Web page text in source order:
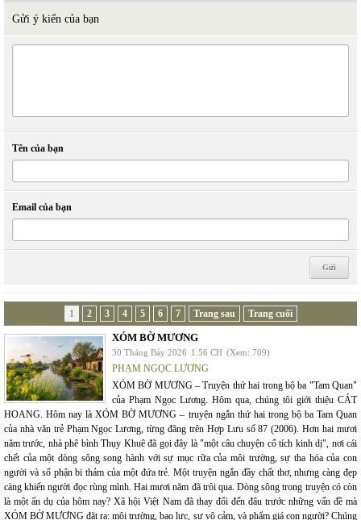
Gửi ý kiến của bạn
Tên của bạn
Email của bạn
1 2 3 4 5 6 7 Trang sau Trang cuối
XÓM BỜ MƯƠNG
30 Tháng Bảy 2026 1:56 CH (Xem: 709)
PHẠM NGỌC LƯƠNG
XÓM BỜ MƯƠNG – Truyện thứ hai trong bộ ba "Tam Quan"
của Phạm Ngọc Lương. Hôm qua, chúng tôi giới thiệu CÁT
HOANG. Hôm nay là XÓM BỜ MƯƠNG – truyện ngắn thứ hai trong bộ ba Tam Quan
của nhà văn trẻ Phạm Ngọc Lương, từng đăng trên Hợp Lưu số 87 (2006). Hơn hai mươi
năm trước, nhà phê bình Thụy Khuê đã gọi đây là "một câu chuyện cổ tích kinh dị", nơi cái
chết của một dòng sông song hành với sự mục rữa của môi trường, sự tha hóa của con
người và số phận bi thảm của một đứa trẻ. Một truyện ngắn đầy chất thơ, nhưng càng đẹp
càng khiến người đọc rùng mình. Hai mươi năm đã trôi qua. Dòng sông trong truyện có còn
là một ẩn dụ của hôm nay? Xã hội Việt Nam đã thay đổi đến đâu trước những vấn đề mà
XÓM BỜ MƯƠNG đặt ra: môi trường, bạo lực, sự vô cảm, và phẩm giá con người? Chúng